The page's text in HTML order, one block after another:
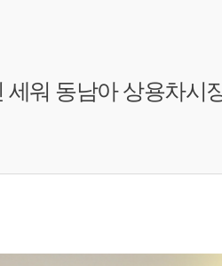
워 동남아 상용차시